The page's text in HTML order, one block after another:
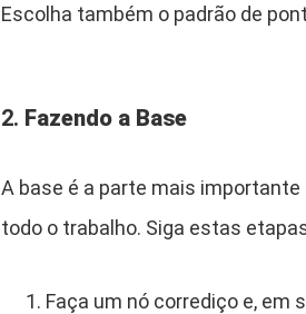
Escolha também o padrão de
2. Fazendo a Base
A base é a parte mais
todo o trabalho. Siga estas
Faça um nó corrediço e, em